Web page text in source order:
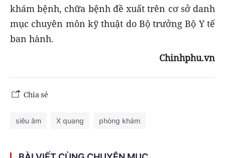
khám bệnh, chữa bệnh đề xuất trên cơ sở danh
mục chuyên môn kỹ thuật do Bộ trưởng Bộ Y tế
ban hành.
Chinhphu.vn
Chia sẻ
siêu âm X quang phòng khám